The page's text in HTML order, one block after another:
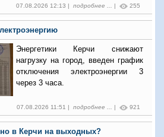
07.08.2026 12:13 | подробнее ... | 255
Энергетики Керчи снижают
нагрузку на город, введен график
отключения электроэнергии 3
через 3 часа.
07.08.2026 11:51 | подробнее ... | 921
в Керчи на выходных?